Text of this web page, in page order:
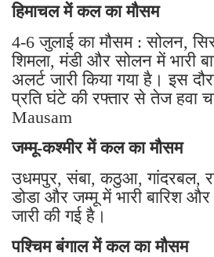
हिमाचल में कल का मौसम
4-6 जुलाई का मौसम : सोलन,
शिमला, मंडी और सोलन में भारी
अलर्ट जारी किया गया है। इस
प्रति घंटे की रफ्तार से तेज हवा
Mausam
जम्मू-कश्मीर में कल का मौसम
उधमपुर, संबा, कठुआ, गांदरबल,
डोडा और जम्मू में भारी बारिश
जारी की गई है।
पश्चिम बंगाल में कल का मौसम